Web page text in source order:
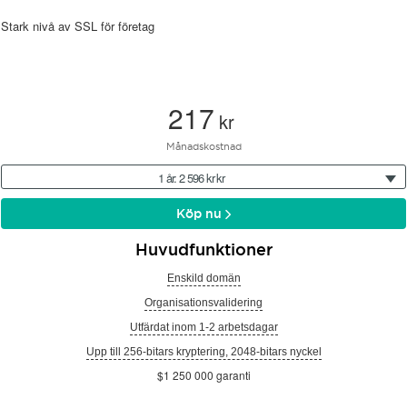
Stark nivå av SSL för företag
217 kr
Månadskostnad
1 år: 2 596 kr kr
Köp nu
Huvudfunktioner
Enskild domän
Organisationsvalidering
Utfärdat inom 1-2 arbetsdagar
Upp till 256-bitars kryptering, 2048-bitars nyckel
$1 250 000 garanti